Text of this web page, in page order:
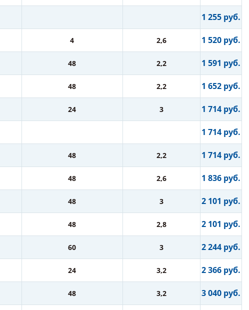
1 255 руб.
4 2,6 1 520 руб.
48 2,2 1 591 руб.
48 2,2 1 652 руб.
24 3 1 714 руб.
1 714 руб.
48 2,2 1 714 руб.
48 2,6 1 836 руб.
48 3 2 101 руб.
48 2,8 2 101 руб.
60 3 2 244 руб.
24 3,2 2 366 руб.
48 3,2 3 040 руб.